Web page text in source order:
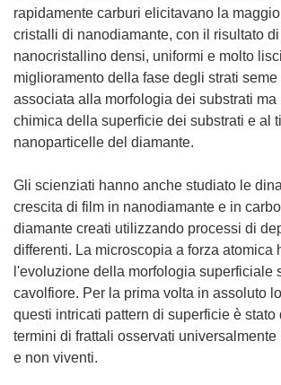
rapidamente carburi elicitavano la
cristalli di nanodiamante, con il risultato
nanocristallino densi, uniformi e molto
miglioramento della fase degli strati seme
associata alla morfologia dei substrati ma
chimica della superficie dei substrati e al
nanoparticelle del diamante.
Gli scienziati hanno anche studiato le
crescita di film in nanodiamante e in
diamante creati utilizzando processi di
differenti. La microscopia a forza atomica
l'evoluzione della morfologia superficiale
cavolfiore. Per la prima volta in assoluto
questi intricati pattern di superficie è stato
termini di frattali osservati
e non viventi.